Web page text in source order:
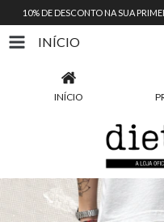
10% DE DESCONTO NA SUA
INÍCIO
INÍCIO